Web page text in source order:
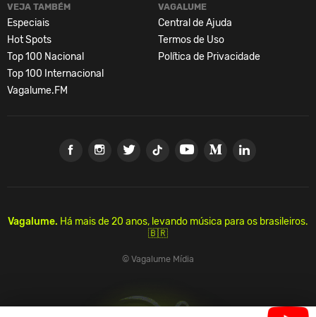
VEJA TAMBÉM
Especiais
Hot Spots
Top 100 Nacional
Top 100 Internacional
Vagalume.FM
VAGALUME
Central de Ajuda
Termos de Uso
Política de Privacidade
Vagalume. Há mais de 20 anos, levando música para os brasileiros.
🇧🇷
© Vagalume Mídia